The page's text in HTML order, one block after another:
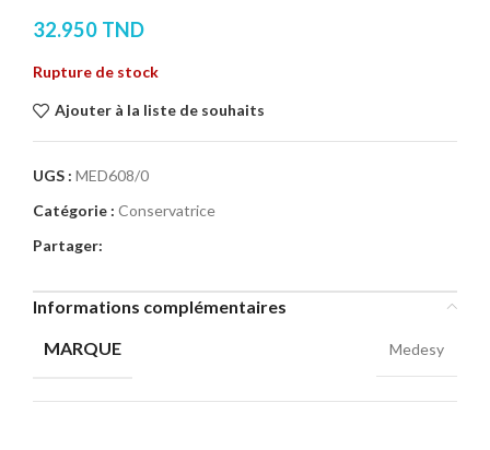
32.950 TND
Rupture de stock
Ajouter à la liste de souhaits
UGS : MED608/0
Catégorie : Conservatrice
Partager:
Informations complémentaires
MARQUE
Medesy